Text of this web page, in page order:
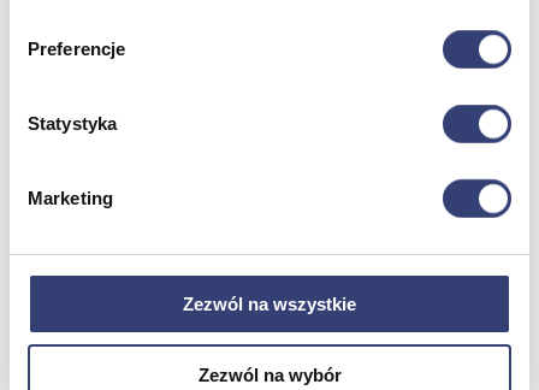
Preferencje
Statystyka
Marketing
Zezwól na wszystkie
Zezwól na wybór
Wynajem
Zobacz wszystko
Robotyka w rehabilitacji
Dofinansowania
Filmy
Partnerzy